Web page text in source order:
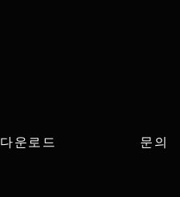
다운로드 문의